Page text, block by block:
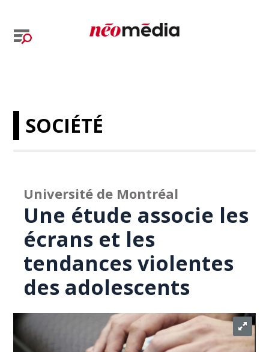
SOCIÉTÉ
Université de Montréal
Une étude associe les
écrans et les
tendances violentes
des adolescents